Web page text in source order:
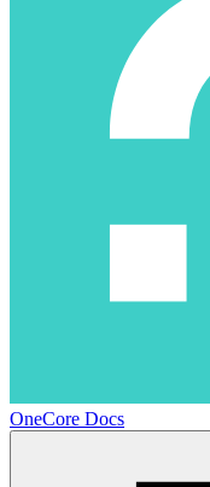
OneCore Docs